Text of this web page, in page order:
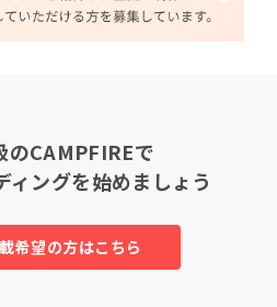
のCAMPFIREで
ィングを始めましょう
希望の方はこちら